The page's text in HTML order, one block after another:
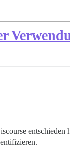
entschieden